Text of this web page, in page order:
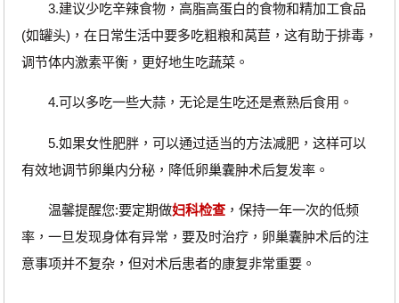
3.建议少吃辛辣食物，高脂高蛋白的食物和精加工食品
(如罐头)，在日常生活中要多吃粗粮和莴苣，这有助于排毒，
调节体内激素平衡，更好地生吃蔬菜。
4.可以多吃一些大蒜，无论是生吃还是煮熟后食用。
5.如果女性肥胖，可以通过适当的方法减肥，这样可以
有效地调节卵巢内分秘，降低卵巢囊肿术后复发率。
温馨提醒您:要定期做妇科检查，保持一年一次的低频
率，一旦发现身体有异常，要及时治疗，卵巢囊肿术后的注
意事项并不复杂，但对术后患者的康复非常重要。